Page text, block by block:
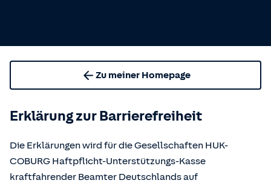
Zu meiner Homepage
Erklärung zur Barrierefreiheit
Die Erklärungen wird für die Gesellschaften HUK-
COBURG Haftpflicht-Unterstützungs-Kasse
kraftfahrender Beamter Deutschlands auf